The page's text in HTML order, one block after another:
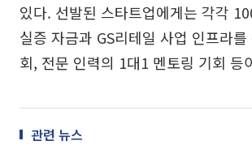
있다. 선발된 스타트업에게는 각각
실증 자금과 GS리테일 사업 인프라
회, 전문 인력의 1대1 멘토링 기회 등
관련 뉴스